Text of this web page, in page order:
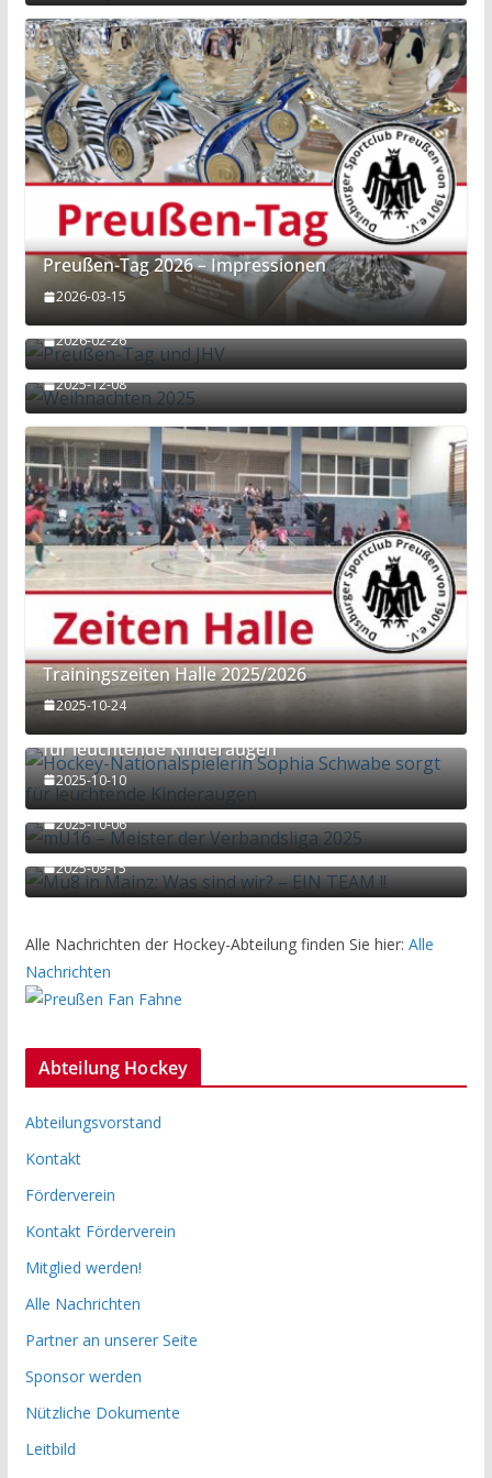
Preußen-Tag 2026 – Impressionen
2026-03-15
Preußen-Tag und JHV
2026-02-26
Weihnachten 2025
2025-12-08
Trainingszeiten Halle 2025/2026
2025-10-24
Hockey-Nationalspielerin Sophia Schwabe sorgt
für leuchtende Kinderaugen
2025-10-10
mU16 – Meister der Verbandsliga 2025
2025-10-06
Mu8 in Mainz: Was sind wir? – EIN TEAM !!
2025-09-15
Alle Nachrichten der Hockey-Abteilung finden Sie hier: Alle
Nachrichten
Abteilung Hockey
Abteilungsvorstand
Kontakt
Förderverein
Kontakt Förderverein
Mitglied werden!
Alle Nachrichten
Partner an unserer Seite
Sponsor werden
Nützliche Dokumente
Leitbild